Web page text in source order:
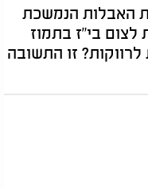
האבלות הנמשכת
לצום בי"ז בתמוז
זו התשובה